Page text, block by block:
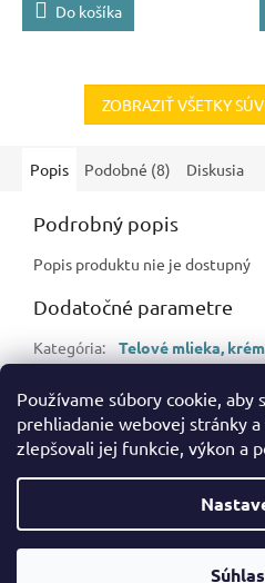
Používame súbory cookie,
prehliadanie webovej stránky
zlepšovali jej funkcie, výkon a
Do košíka
ZOBRAZIŤ VŠETKY
Popis Podobné (8) Diskusia
Podrobný popis
Popis produktu nie je dostupný
Dodatočné parametre
Kategória:
Telové mlieka,
EAN: 8710847966880
bramos.sk.